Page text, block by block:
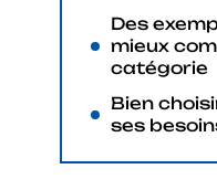
Des
mieux
catégorie
Bien
ses